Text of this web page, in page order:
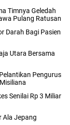
Timnya Geledah
Pulang Ratusan
Darah Bagi Pasien
Utara Bersama
Pengurus
Senilai Rp 3 Miliar
Ala Jepang